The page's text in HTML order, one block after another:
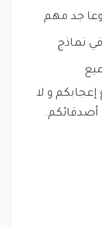
جد مهم
نماذج
و لا
أصدقائكم.